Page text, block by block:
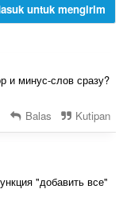
untuk mengirim
и минус-слов сразу?
Balas Kutipan
"добавить все"